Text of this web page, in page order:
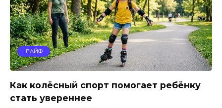
ЛАЙФ
Как колёсный спорт помогает ребёнку
стать увереннее